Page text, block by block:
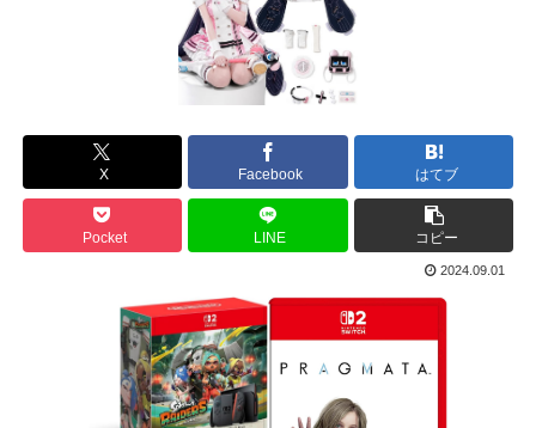
X Facebook はてブ
Pocket LINE コピー
2024.09.01